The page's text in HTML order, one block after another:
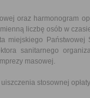
oraz harmonogram
liczbę osób w
miejskiego Państwowej
sanitarnego
masowej.
stosownej